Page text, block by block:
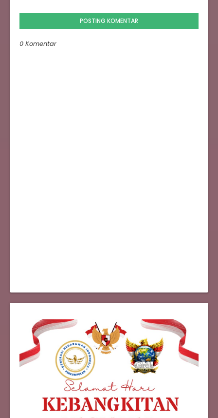
POSTING KOMENTAR
0 Komentar